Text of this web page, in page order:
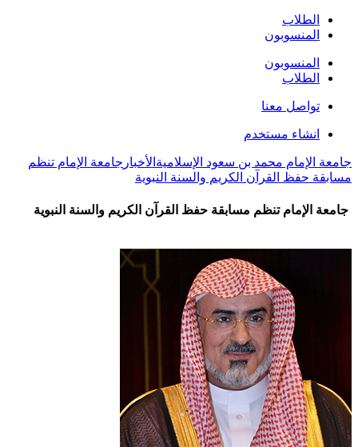
الطلاب
المنسوبون
المنسوبون
الطلاب
تواصل معنا
انشاء مستخدم
جامعة الإمام محمد بن سعود الإسلامية الأخبار جامعة الإمام تنظم
مسابقة حفظ القرآن الكريم والسنة النبوية
جامعة الإمام تنظم مسابقة حفظ القرآن الكريم والسنة النبوية